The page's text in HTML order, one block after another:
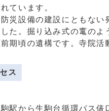
ています。
災設備の建設にともな
た。掘り込み式の竃の
前期頃の遺構です。寺院活
ス
駅から生駒台循環バス俵